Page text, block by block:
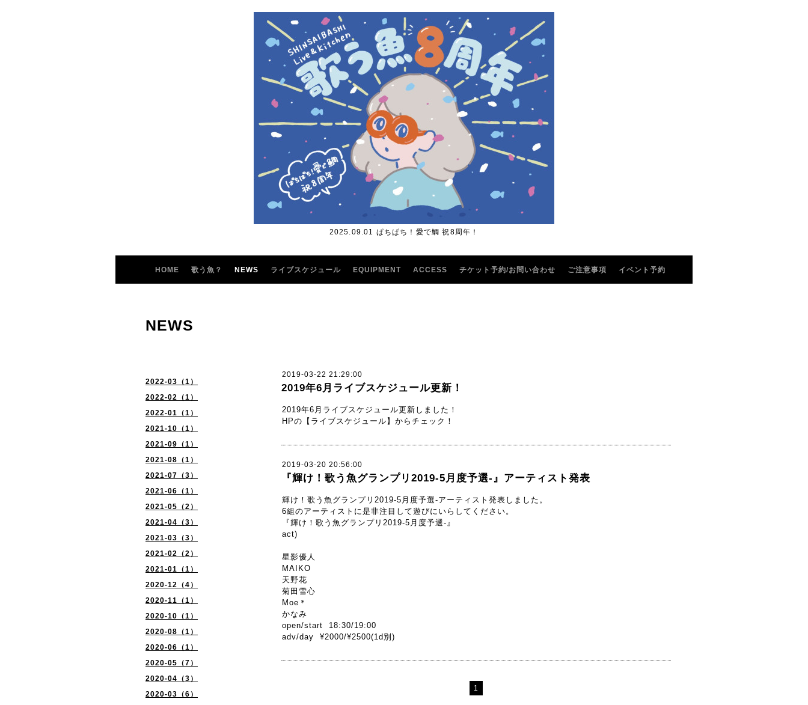
2025.09.01 ぱちぱち！愛で鯛 祝8周年！
HOME 歌う魚？ NEWS ライブスケジュール EQUIPMENT ACCESS チケット予約/お問い合わせ ご注意事項 イベント予約
2022-03（1）
2022-02（1）
2022-01（1）
2021-10（1）
2021-09（1）
2021-08（1）
2021-07（3）
2021-06（1）
2021-05（2）
2021-04（3）
2021-03（3）
2021-02（2）
2021-01（1）
2020-12（4）
2020-11（1）
2020-10（1）
2020-08（1）
2020-06（1）
2020-05（7）
2020-04（3）
2020-03（6）
NEWS
2019-03-22 21:29:00
2019年6月ライブスケジュール更新！
2019年6月ライブスケジュール更新しました！
HPの【ライブスケジュール】からチェック！
2019-03-20 20:56:00
『輝け！歌う魚グランプリ2019-5月度予選-』アーティスト発表
輝け！歌う魚グランプリ2019-5月度予選-アーティスト発表しました。
6組のアーティストに是非注目して遊びにいらしてください。
『輝け！歌う魚グランプリ2019-5月度予選-』
act)
星影優人
MAIKO
天野花
菊田雪心
Moe＊
かなみ
open/start 18:30/19:00
adv/day ¥2000/¥2500(1d別)
1